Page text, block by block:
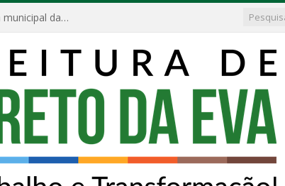
Escola Municipal Divino Espírito Santo conquista etapa municipal da V Feira Amazonense de Matemática